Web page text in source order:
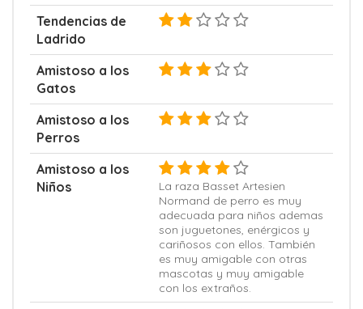
Tendencias de
Ladrido
Amistoso a los
Gatos
Amistoso a los
Perros
Amistoso a los
Niños
La raza Basset Artesien
Normand de perro es muy
adecuada para niños ademas
son juguetones, enérgicos y
cariñosos con ellos. También
es muy amigable con otras
mascotas y muy amigable
con los extraños.